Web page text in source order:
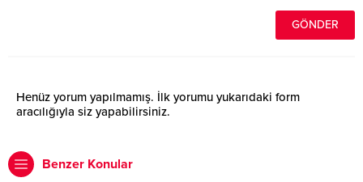
Henüz yorum yapılmamış. İlk yorumu yukarıdaki form
aracılığıyla siz yapabilirsiniz.
Benzer Konular